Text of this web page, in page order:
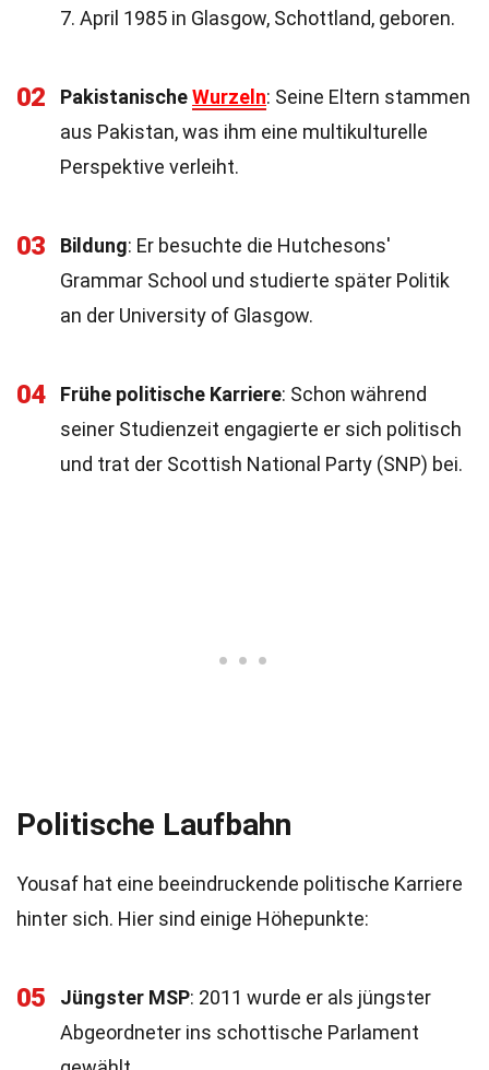
7. April 1985 in Glasgow, Schottland, geboren.
02 PakistanischeWurzeln: Seine Eltern stammen
aus Pakistan, was ihm eine multikulturelle
Perspektive verleiht.
03 Bildung: Er besuchte die Hutchesons'
Grammar School und studierte später Politik
an der University of Glasgow.
04 Frühe politische Karriere: Schon während
seiner Studienzeit engagierte er sich politisch
und trat der Scottish National Party (SNP) bei.
Politische Laufbahn
Yousaf hat eine beeindruckende politische Karriere
hinter sich. Hier sind einige Höhepunkte:
05 Jüngster MSP: 2011 wurde er als jüngster
Abgeordneter ins schottische Parlament